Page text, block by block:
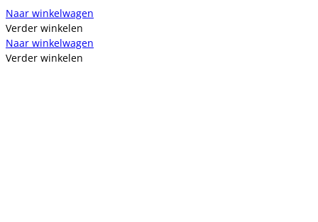
Naar winkelwagen
Verder winkelen
Naar winkelwagen
Verder winkelen